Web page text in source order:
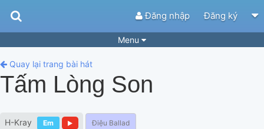
Đăng nhập Đăng ký
Menu
Bài hát
Playlist
Quay lại trang bài hát
Tấm Lòng Son
H-Kray Em Điệu Ballad